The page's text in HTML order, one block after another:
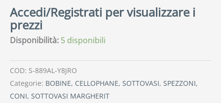
Accedi/Registrati per visualizzare i
prezzi
Disponibilità: 5 disponibili
COD: S-889AL-Y8JRO
Categorie: BOBINE, CELLOPHANE, SOTTOVASI, SPEZZONI,
CONI, SOTTOVASI MARGHERIT